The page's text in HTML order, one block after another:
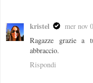
kristel
mer nov
Ragazze grazie a
abbraccio.
Rispondi